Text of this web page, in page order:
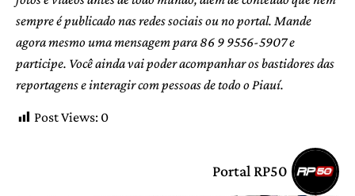
sempre é publicado nas redes sociais ou no portal. Mande
agora mesmo uma mensagem para 86 9 9556-5907 e
participe. Você ainda vai poder acompanhar os bastidores das
reportagens e interagir com pessoas de todo o Piauí.
Post Views: 0
Portal RP50